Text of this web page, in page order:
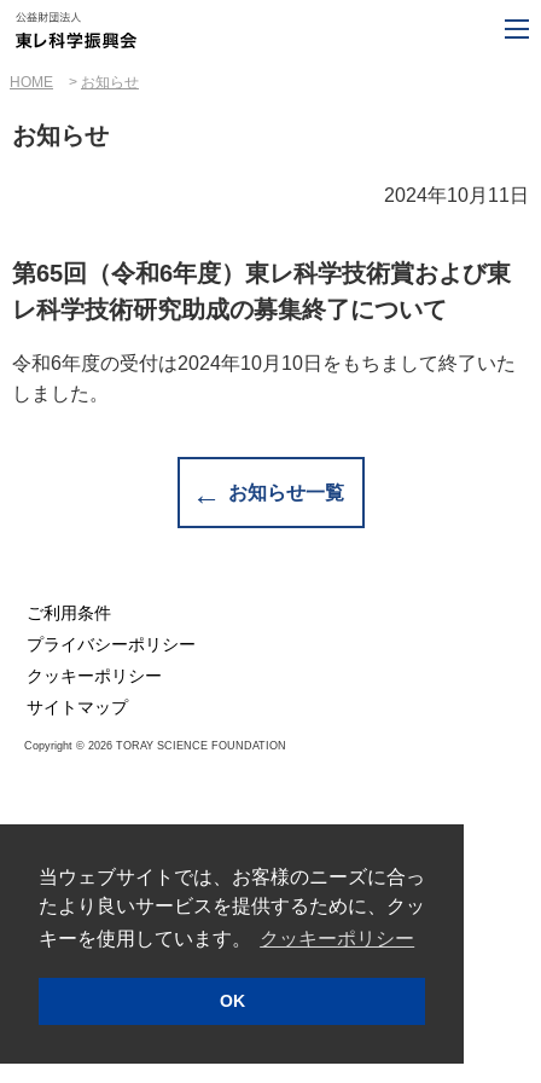
当ウェブサイトでは、お客様のニーズに合っ
たより良いサービスを提供するために、クッ
キーを使用しています。
クッキーポリシー
OK
HOME お知らせ
お知らせ
2024年10月11日
第65回（令和6年度）東レ科学技術賞および東
レ科学技術研究助成の募集終了について
令和6年度の受付は2024年10月10日をもちまして終了いた
しました。
お知らせ一覧
ご利用条件
プライバシーポリシー
クッキーポリシー
サイトマップ
Copyright © 2026 TORAY SCIENCE FOUNDATION